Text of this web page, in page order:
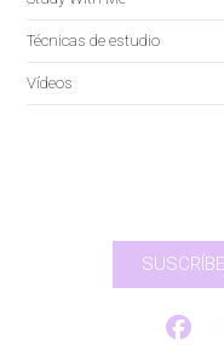
Técnicas de estudio
Vídeos